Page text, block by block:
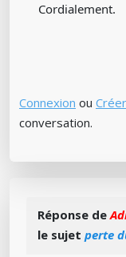
Cordialement.
Connexion ou
conversation.
Réponse de
le sujet perte